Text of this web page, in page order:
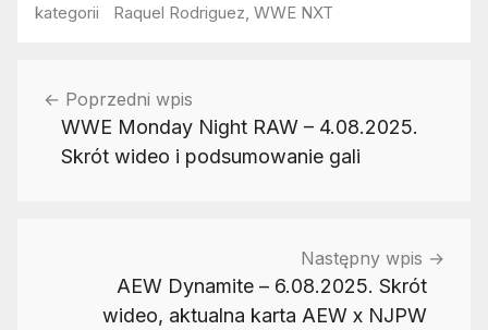
kategorii
Raquel Rodriguez, WWE NXT
wpisu
Poprzedni wpis
WWE Monday Night RAW – 4.08.2025.
Skrót wideo i podsumowanie gali
Następny wpis
AEW Dynamite – 6.08.2025. Skrót
wideo, aktualna karta AEW x NJPW